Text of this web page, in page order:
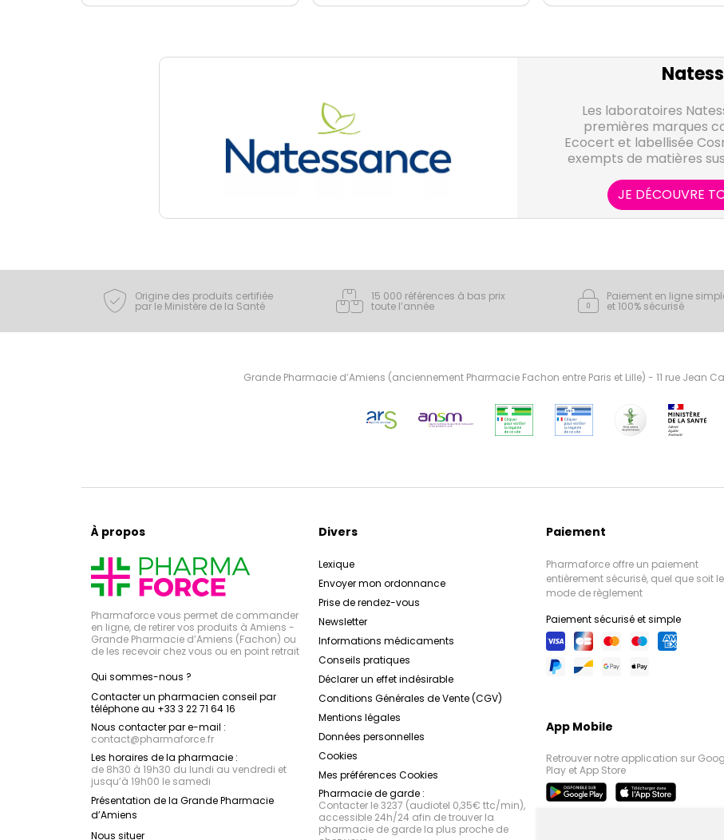
Les laboratoires
premières marques
Ecocert et labellisée
exempts de matières
ailleurs, sensoriels,
toute la
JE DÉCOUVRE
Origine des produits certifiée
par le Ministère de la Santé
15 000 références à bas prix
toute l’année
Paiement en ligne
et 100% sécurisé
Grande Pharmacie d’Amiens (anciennement Pharmacie Fachon entre Paris et Lille) - 11 rue Jean
À propos
Pharmaforce vous permet de commander
en ligne, de retirer vos produits à Amiens -
Grande Pharmacie d’Amiens (Fachon) ou
de les recevoir chez vous ou en point retrait
Qui sommes-nous ?
Contacter un pharmacien conseil par
téléphone au +33 3 22 71 64 16
Nous contacter par e-mail :
contact@pharmaforce.fr
Les horaires de la pharmacie :
de 8h30 à 19h30 du lundi au vendredi et
jusqu’à 19h00 le samedi
Présentation de la Grande Pharmacie
d’Amiens
Nous situer
Divers
Lexique
Envoyer mon ordonnance
Prise de rendez-vous
Newsletter
Informations médicaments
Conseils pratiques
Déclarer un effet indésirable
Conditions Générales de Vente (CGV)
Mentions légales
Données personnelles
Cookies
Mes préférences Cookies
Pharmacie de garde :
Contacter le 3237 (audiotel 0,35€ ttc/min),
accessible 24h/24 afin de trouver la
pharmacie de garde la plus proche de
Paiement
Pharmaforce offre un paiement
entièrement sécurisé, quel que soit le
mode de règlement
Paiement sécurisé et simple
App Mobile
Retrouver notre application sur
Play et App Store